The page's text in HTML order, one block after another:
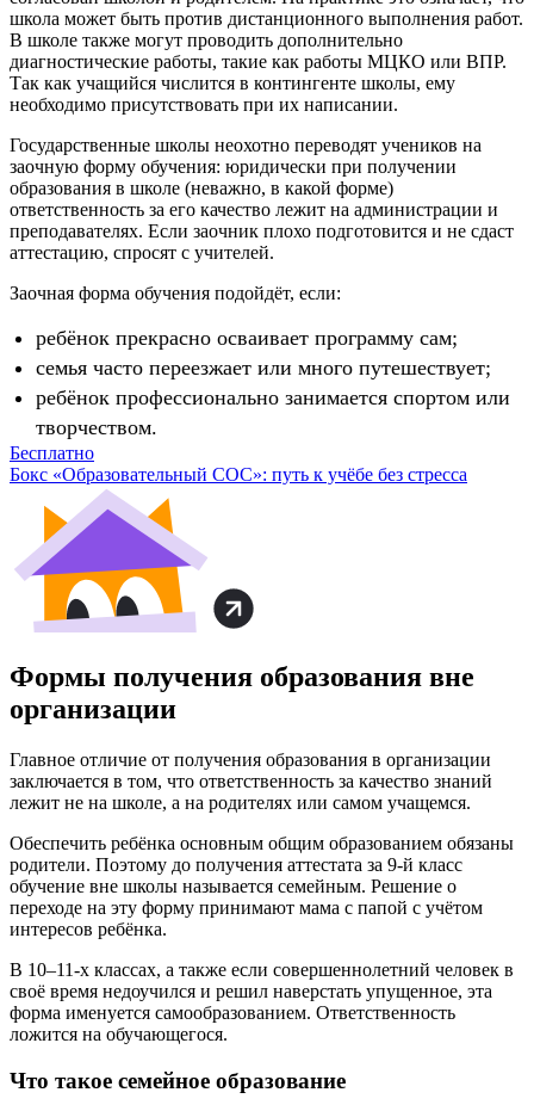
школа может быть против дистанционного выполнения работ.
В школе также могут проводить дополнительно
диагностические работы, такие как работы МЦКО или ВПР.
Так как учащийся числится в контингенте школы, ему
необходимо присутствовать при их написании.
Государственные школы неохотно переводят учеников на
заочную форму обучения: юридически при получении
образования в школе (неважно, в какой форме)
ответственность за его качество лежит на администрации и
преподавателях. Если заочник плохо подготовится и не сдаст
аттестацию, спросят с учителей.
Заочная форма обучения подойдёт, если:
ребёнок прекрасно осваивает программу сам;
семья часто переезжает или много путешествует;
ребёнок профессионально занимается спортом или
творчеством.
Бесплатно
Бокс «Образовательный СОС»: путь к учёбе без стресса
Формы получения образования вне
организации
Главное отличие от получения образования в организации
заключается в том, что ответственность за качество знаний
лежит не на школе, а на родителях или самом учащемся.
Обеспечить ребёнка основным общим образованием обязаны
родители. Поэтому до получения аттестата за 9-й класс
обучение вне школы называется семейным. Решение о
переходе на эту форму принимают мама с папой с учётом
интересов ребёнка.
В 10–11-х классах, а также если совершеннолетний человек в
своё время недоучился и решил наверстать упущенное, эта
форма именуется самообразованием. Ответственность
ложится на обучающегося.
Что такое семейное образование